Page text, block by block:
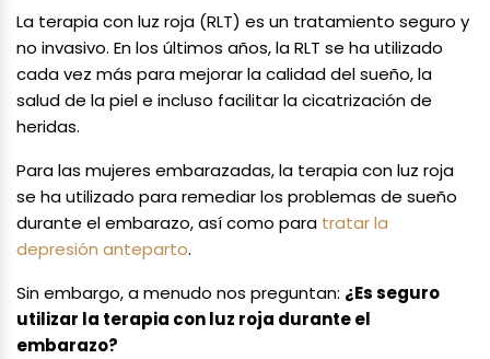
La terapia con luz roja (RLT) es un tratamiento seguro y
no invasivo. En los últimos años, la RLT se ha utilizado
cada vez más para mejorar la calidad del sueño, la
salud de la piel e incluso facilitar la cicatrización de
heridas.
Para las mujeres embarazadas, la terapia con luz roja
se ha utilizado para remediar los problemas de sueño
durante el embarazo, así como para tratar la
depresión anteparto.
Sin embargo, a menudo nos preguntan: ¿Es seguro
utilizar la terapia con luz roja durante el
embarazo?